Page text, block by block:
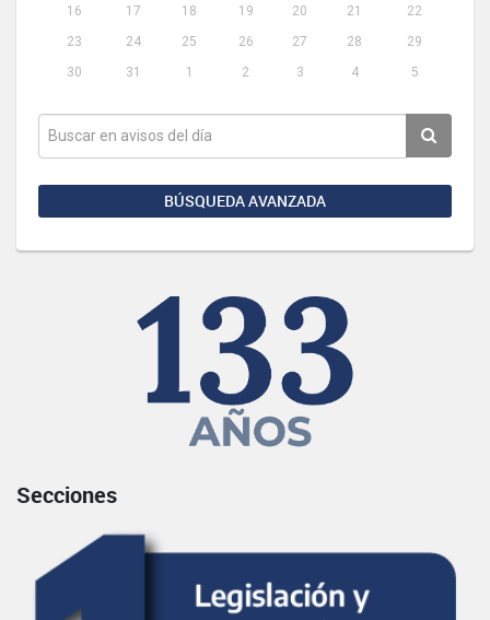
16
17 18 19 20 21
22
23
24 25 26 27 28
29
30
31 1 2 3 4 5
BÚSQUEDA AVANZADA
Secciones